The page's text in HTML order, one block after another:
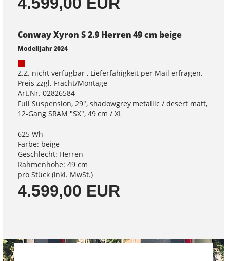
Conway Xyron S 2.9 Herren 49 cm beige
Modelljahr 2024
Z.Z. nicht verfügbar , Lieferfähigkeit per Mail erfragen.
Preis zzgl. Fracht/Montage
Art.Nr. 02826584
Full Suspension, 29", shadowgrey metallic / desert matt,
12-Gang SRAM "SX", 49 cm / XL
625 Wh
Farbe: beige
Geschlecht: Herren
Rahmenhöhe: 49 cm
pro Stück (inkl. MwSt.)
4.599,00 EUR